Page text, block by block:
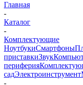
Главная
-
Каталог
-
Комплектующие
НоутбукиСмартфоны
приставкиЗвук
периферия
садЭлектроинструмент
-